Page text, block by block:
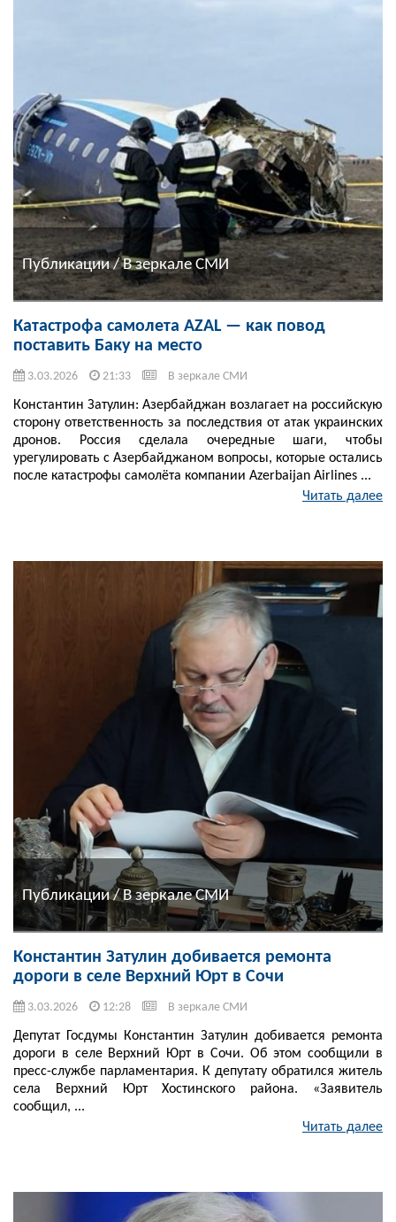
Публикации / В зеркале СМИ
Катастрофа самолета AZAL — как повод
поставить Баку на место
3.03.2026 21:33 В зеркале СМИ
Константин Затулин: Азербайджан возлагает на российскую
сторону ответственность за последствия от атак украинских
дронов. Россия сделала очередные шаги, чтобы
урегулировать с Азербайджаном вопросы, которые остались
после катастрофы самолёта компании Azerbaijan Airlines ...
Читать далее
Публикации / В зеркале СМИ
Константин Затулин добивается ремонта
дороги в селе Верхний Юрт в Сочи
3.03.2026 12:28 В зеркале СМИ
Депутат Госдумы Константин Затулин добивается ремонта
дороги в селе Верхний Юрт в Сочи. Об этом сообщили в
пресс-службе парламентария. К депутату обратился житель
села Верхний Юрт Хостинского района. «Заявитель
сообщил, ...
Читать далее